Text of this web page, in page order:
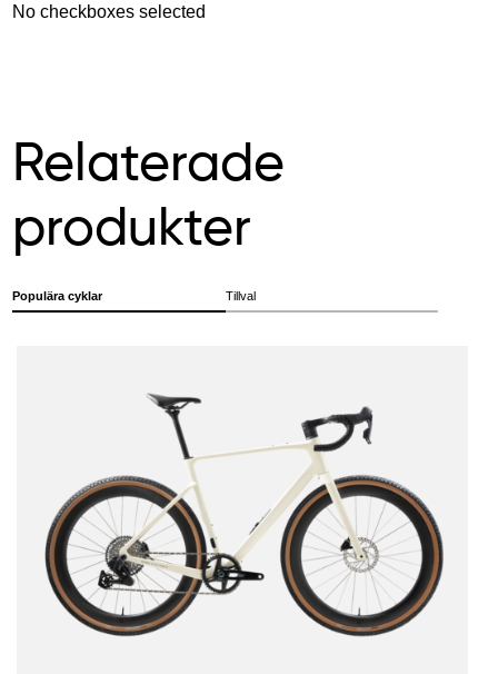
No checkboxes selected
Relaterade
produkter
Populära cyklar Tillval